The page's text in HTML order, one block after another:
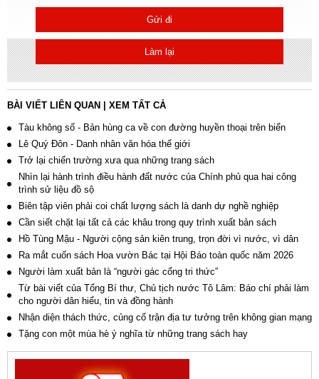
Gửi đi
Làm lại
BÀI VIẾT LIÊN QUAN XEM TẤT CẢ
Tàu không số - Bản hùng ca về con đường huyền thoại trên biển
Lê Quý Đôn - Danh nhân văn hóa thế giới
Trở lại chiến trường xưa qua những trang sách
Nhìn lại hành trình điều hành đất nước của Chính phủ qua hai công
trình sử liệu đồ sộ
Biên tập viên phải coi chất lượng sách là danh dự nghề nghiệp
Cần siết chặt lại tất cả các khâu trong quy trình xuất bản sách
Hồ Tùng Mậu - Người cộng sản kiên trung, trọn đời vì nước, vì dân
Ra mắt cuốn sách Hoa vườn Bác tại Hội Báo toàn quốc năm 2026
Người làm xuất bản là “người gác cổng tri thức”
Từ bài viết của Tổng Bí thư, Chủ tịch nước Tô Lâm: Báo chí phải làm
cho người dân hiểu, tin và đồng hành
Nhận diện thách thức, củng cố trận địa tư tưởng trên không gian mạng
Tặng con một mùa hè ý nghĩa từ những trang sách hay